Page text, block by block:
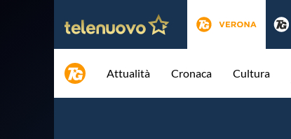
Attualità Cronaca Cultura